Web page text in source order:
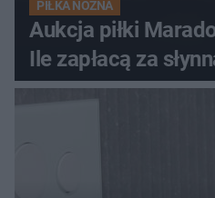
PIŁKA NOŻNA
Aukcja piłki
Ile zapłacą za